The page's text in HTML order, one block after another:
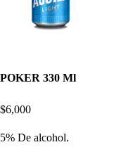
POKER 330 Ml
$6,000
5% De alcohol.